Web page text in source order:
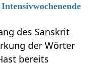
des Sanskrit
der Wörter
bereits